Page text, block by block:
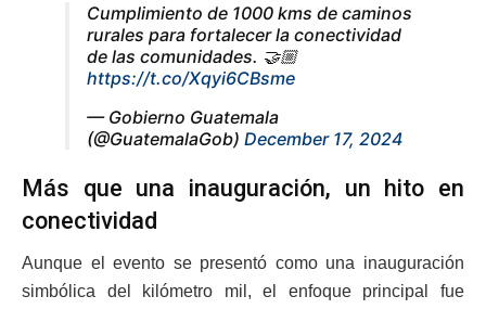
Cumplimiento de 1000 kms de caminos
rurales para fortalecer la conectividad
de las comunidades. 🤝🏼
https://t.co/Xqyi6CBsme
— Gobierno Guatemala
(@GuatemalaGob) December 17, 2024
Más que una inauguración, un hito en
conectividad
Aunque el evento se presentó como una inauguración
simbólica del kilómetro mil, el enfoque principal fue